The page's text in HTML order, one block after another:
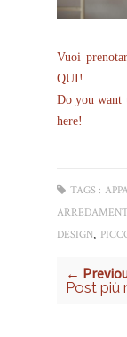
Vuoi
QUI!
Do you want
here!
TAGS :
DESIGN,
←
Post più